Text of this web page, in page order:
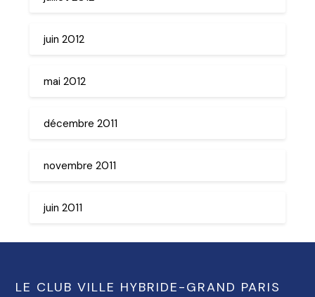
juin 2012
mai 2012
décembre 2011
novembre 2011
juin 2011
LE CLUB VILLE HYBRIDE-GRAND PARIS